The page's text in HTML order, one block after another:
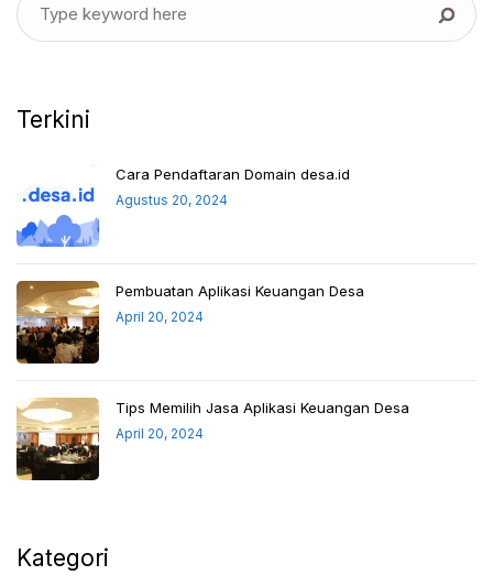
Terkini
Cara Pendaftaran Domain desa.id
Agustus 20, 2024
Pembuatan Aplikasi Keuangan Desa
April 20, 2024
Tips Memilih Jasa Aplikasi Keuangan Desa
April 20, 2024
Kategori